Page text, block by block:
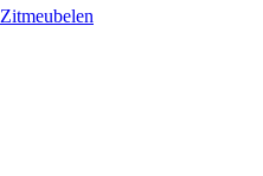
Zitmeubelen